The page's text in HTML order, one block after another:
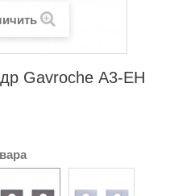
Gavroche А3-EH